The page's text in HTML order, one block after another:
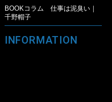
BOOKコラム 仕事は泥臭い｜
千野帽子
INFORMATION